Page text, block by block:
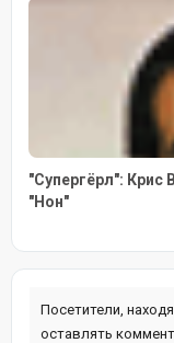
"Супергёрл": Крис
"Нон"
Посетители,
оставлять